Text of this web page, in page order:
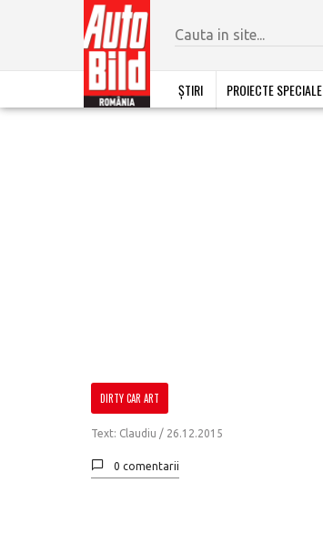
ȘTIRI PROIECTE SPECIALE
DIRTY CAR ART
Text: Claudiu / 26.12.2015
0 comentarii